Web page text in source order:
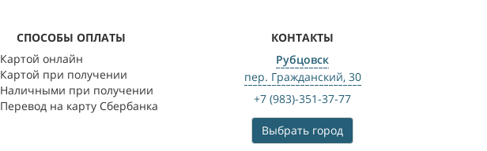
CПОСОБЫ ОПЛАТЫ
Картой онлайн
Картой при получении
Наличными при получении
Перевод на карту Сбербанка
КОНТАКТЫ
Рубцовск
пер. Гражданский, 30
+7 (983)-351-37-77
Выбрать город